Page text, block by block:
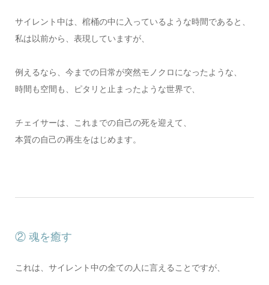
サイレント中は、棺桶の中に入っているような時間であると、
私は以前から、表現していますが、
例えるなら、今までの日常が突然モノクロになったような、
時間も空間も、ピタリと止まったような世界で、
チェイサーは、これまでの自己の死を迎えて、
本質の自己の再生をはじめます。
② 魂を癒す
これは、サイレント中の全ての人に言えることですが、